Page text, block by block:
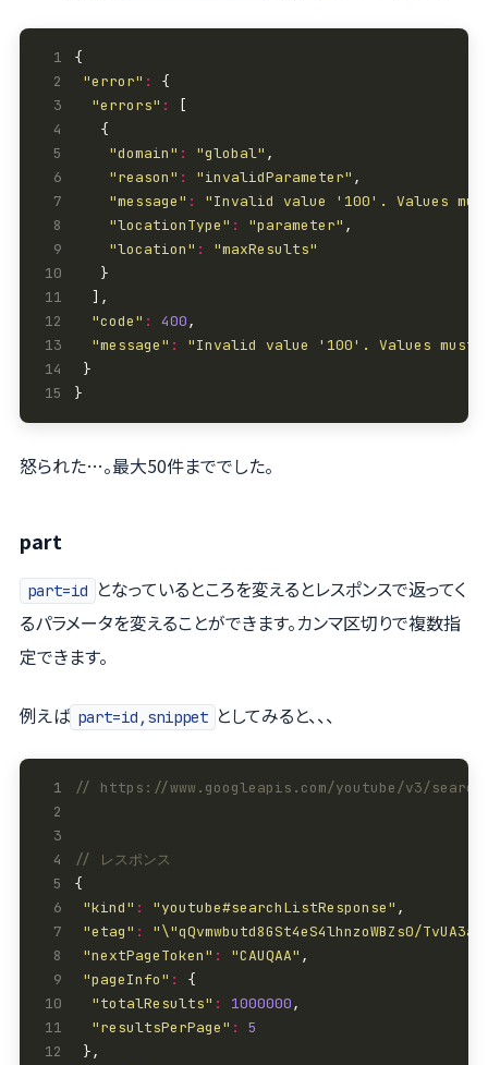
1
2
"error" :
3
"errors" :
4
5
"domain" : "global"
6
"reason" : "invalidParameter"
7
"message" :
"Invalid value '100'. Values
8
"locationType" : "parameter"
9
"location" :
"maxResults"
10
11
12
"code" : 400
13
"message" :
"Invalid value '100'. Values
14
15
怒られた…。最大50件まででした。
part
part=id
となっているところを変えるとレスポンスで返ってく
るパラメータを変えることができます。カンマ区切りで複数指
定できます。
例えば part=id,snippet としてみると、、、
1
2
3
4
5
6
"kind" : "youtube#searchListResponse"
7
"etag" :
"\"qQvmwbutd8GSt4eS4lhnzoWBZs0/
8
"nextPageToken" : "CAUQAA"
9
"pageInfo" :
10
"totalResults" : 1000000
11
"resultsPerPage" :
5
12